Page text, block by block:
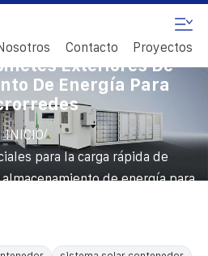
Contacto Proyectos
Para La Carga
Exteriores De
De Energía Para
INICIO/
para la carga rápida de
de energía para